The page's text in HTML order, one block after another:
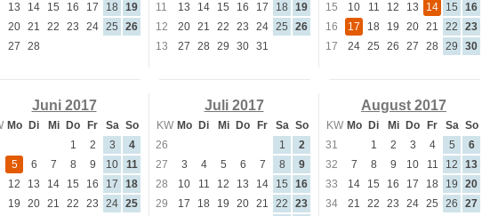
13 14 15 16 17 18
19
20 21 22 23 24 25
26
27 28
11
13 14 15 16 17 18
19
12
20 21 22 23 24 25
26
13
27 28 29 30 31
15
10 11 12 13 14 15
16
16
17 18 19 20 21 22
23
17
24 25 26 27 28 29 30
Juni 2017
Mo Di Mi Do Fr Sa So
1 2 3
4
5 6 7 8 9 10
11
12 13 14 15 16 17
18
19 20 21 22 23 24 25
Juli 2017
KW Mo Di Mi Do Fr Sa So
26
1
2
27
3 4 5 6 7 8
9
28
10 11 12 13 14 15
16
29
17 18 19 20 21 22
23
August 2017
KW Mo Di Mi Do Fr Sa So
31
1 2 3 4 5
6
32
7 8 9 10 11 12
13
33
14 15 16 17 18 19
20
34
21 22 23 24 25 26
27